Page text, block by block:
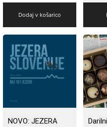
Dodaj v košarico
NOVO: JEZERA